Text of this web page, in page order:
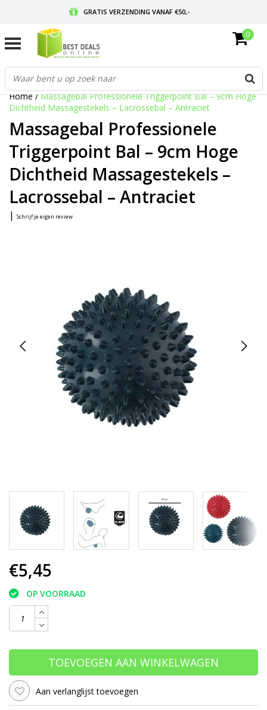
GRATIS VERZENDING VANAF €50,-
GRATIS RETOURNEREN EN 30 DAGEN BEDENKTIJD
0
Home/Massagebal Professionele Triggerpoint Bal – 9cm Hoge
Dichtheid Massagestekels – Lacrossebal – Antraciet
Massagebal Professionele
Triggerpoint Bal – 9cm Hoge
Dichtheid Massagestekels –
Lacrossebal – Antraciet
| Schrijf je eigen review
€5,45
OP VOORRAAD
TOEVOEGEN AAN WINKELWAGEN
Aan verlanglijst toevoegen